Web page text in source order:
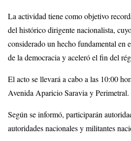
La actividad tiene como objetivo
del histórico dirigente nacionalista,
considerado un hecho fundamental en
de la democracia y aceleró el fin del
El acto se llevará a cabo a las 10:00
Avenida Aparicio Saravia y Perimetral.
Según se informó, participarán
autoridades nacionales y militantes